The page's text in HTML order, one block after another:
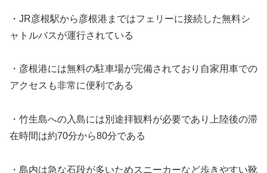
・JR彦根駅から彦根港まではフェリーに接続した無料シ
ャトルバスが運行されている
・彦根港には無料の駐車場が完備されており自家用車での
アクセスも非常に便利である
・竹生島への入島には別途拝観料が必要であり上陸後の滞
在時間は約70分から80分である
・島内は急な石段が多いためスニーカーなど歩きやすい靴